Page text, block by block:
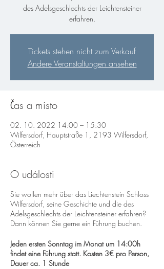
des Adelsgeschlechts der Leichtensteiner
erfahren.
Tickets stehen nicht zum Verkauf
Andere Veranstaltungen ansehen
Čas a místo
02. 10. 2022 14:00 – 15:30
Wilfersdorf, Hauptstraße 1, 2193 Wilfersdorf,
Österreich
O události
Sie wollen mehr über das Liechtenstein Schloss
Wilfersdorf, seine Geschichte und die des
Adelsgeschlechts der Leichtensteiner erfahren?
Dann können Sie gerne ein Führung buchen.
Jeden ersten Sonntag im Monat um 14:00h
findet eine Führung statt. Kosten 3€ pro Person,
Dauer ca. 1 Stunde